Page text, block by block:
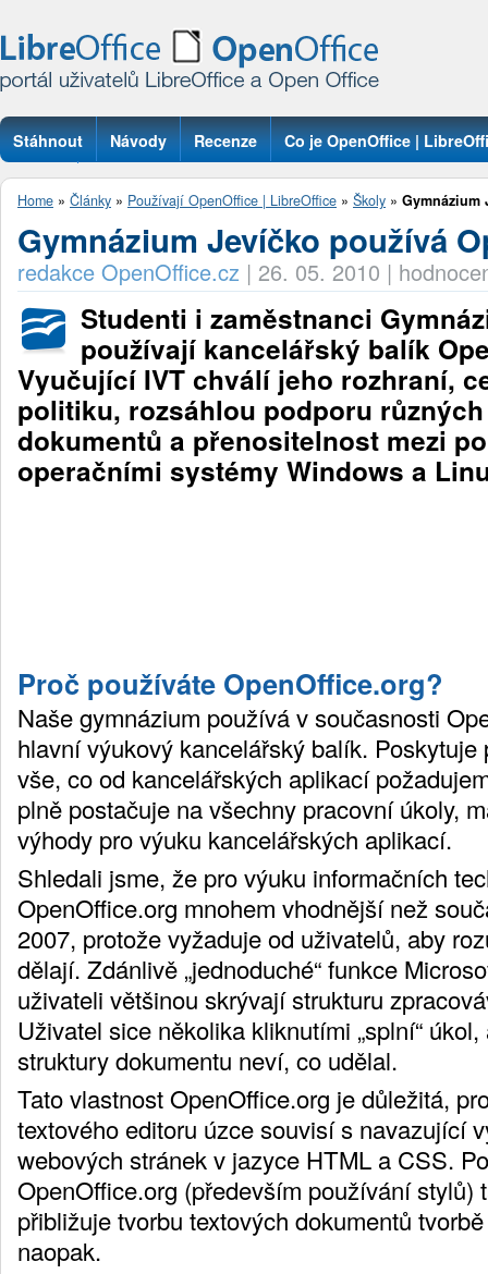
Stáhnout Návody Recenze Co je OpenOffice |
Otázky
Home » Články » Používají OpenOffice | LibreOffice » Školy » Gymnázium
Gymnázium Jevíčko používá
redakce OpenOffice.cz | 26. 05. 2010 |
Studenti i zaměstnanci
používají kancelářský balík
Vyučující IVT chválí jeho rozhraní,
politiku, rozsáhlou podporu
dokumentů a přenositelnost mezi
operačními systémy Windows a
Proč používáte OpenOffice.org?
Naše gymnázium používá v současnosti
hlavní výukový kancelářský balík. Poskytuje
vše, co od kancelářských aplikací
plně postačuje na všechny pracovní úkoly,
výhody pro výuku kancelářských aplikací.
Shledali jsme, že pro výuku informačních
OpenOffice.org mnohem vhodnější než
2007, protože vyžaduje od uživatelů, aby
dělají. Zdánlivě „jednoduché“ funkce
uživateli většinou skrývají strukturu
Uživatel sice několika kliknutími „splní“
struktury dokumentu neví, co udělal.
Tato vlastnost OpenOffice.org je důležitá,
textového editoru úzce souvisí s navazující
webových stránek v jazyce HTML a CSS.
OpenOffice.org (především používání stylů)
přibližuje tvorbu textových dokumentů
naopak.